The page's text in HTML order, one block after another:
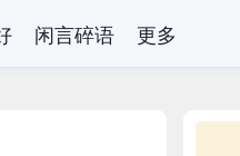
闲言碎语 更多